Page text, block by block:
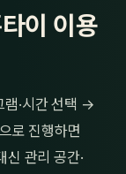
이 이용
·시간 선택 →
로 진행하면
신 관리 공간·